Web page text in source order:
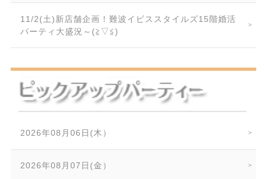
11/2(土)新店舗企画！難波イビススタイルズ15階婚活
パーティ大盛況～(≧▽≦)
2026年08月06日(木）
2026年08月07日(金）